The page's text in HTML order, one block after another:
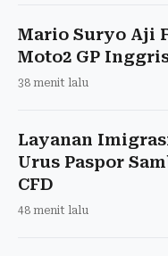
Mario Suryo Aji
Moto2 GP Inggris
38 menit lalu
Layanan
Urus Paspor
CFD
48 menit lalu